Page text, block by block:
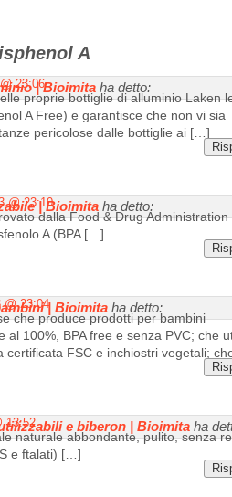
A
| Bioimita ha detto:
23:06
proprie bottiglie di alluminio Laken
A Free) e garantisce che non vi sia
pericolose dalle bottiglie ai […]
| Bioimita ha detto:
@ 23:10
dalla Food & Drug Administration
A (BPA […]
| Bioimita ha detto:
@ 23:04
che produce prodotti per bambini
al 100%, BPA free e senza PVC; che
certificata FSC e inchiostri vegetali;
e biberon | Bioimita ha
13:52
naturale abbondante, pulito, senza
e ftalati) […]